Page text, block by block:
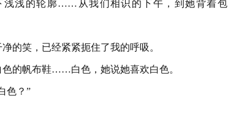
浅浅的轮廓……从我们相识的下午，到她背着
的笑，已经紧紧扼住了我的呼吸。
的帆布鞋……白色，她说她喜欢白色。
色？”